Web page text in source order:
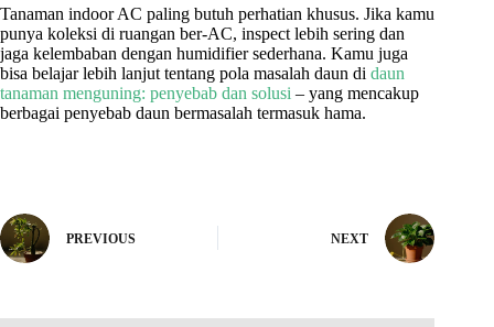
Tanaman indoor AC paling butuh perhatian khusus. Jika kamu
punya koleksi di ruangan ber-AC, inspect lebih sering dan
jaga kelembaban dengan humidifier sederhana. Kamu juga
bisa belajar lebih lanjut tentang pola masalah daun di daun
tanaman menguning: penyebab dan solusi – yang mencakup
berbagai penyebab daun bermasalah termasuk hama.
PREVIOUS NEXT